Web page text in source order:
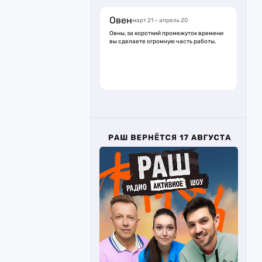
Овенмарт 21 – апрель 20
Овны, за короткий промежуток времени
вы сделаете огромную часть работы.